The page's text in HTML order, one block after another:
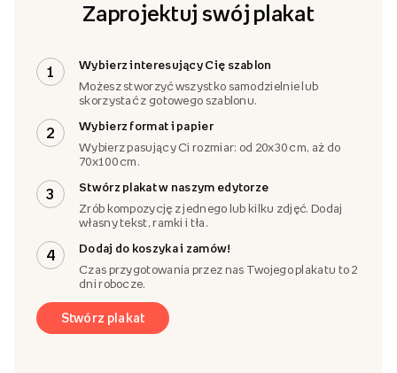
Zaprojektuj swój plakat
1
Wybierz interesujący Cię szablon
Możesz stworzyć wszystko samodzielnie lub
skorzystać z gotowego szablonu.
2
Wybierz format i papier
Wybierz pasujący Ci rozmiar: od 20x30 cm, aż do
70x100 cm.
3
Stwórz plakat w naszym edytorze
Zrób kompozycję z jednego lub kilku zdjęć. Dodaj
własny tekst, ramki i tła.
4
Dodaj do koszyka i zamów!
Czas przygotowania przez nas Twojego plakatu to 2
dni robocze.
Stwórz plakat